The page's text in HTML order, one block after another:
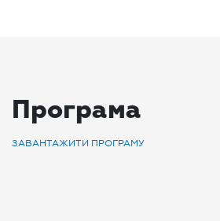
Програма
ЗАВАНТАЖИТИ ПРОГРАМУ